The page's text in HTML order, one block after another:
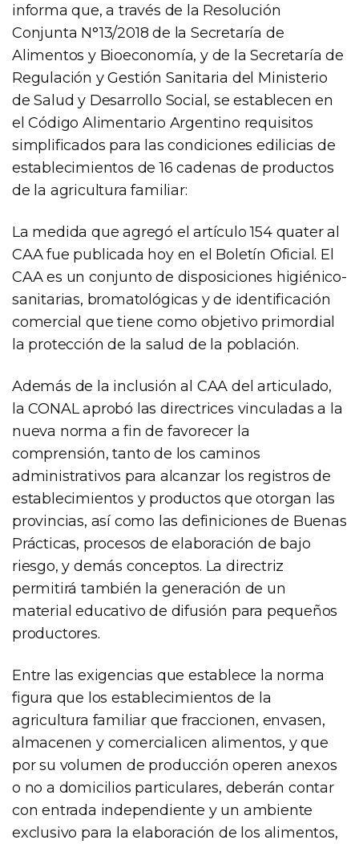
informa que, a través de la Resolución
Conjunta N°13/2018 de la Secretaría de
Alimentos y Bioeconomía, y de la Secretaría de
Regulación y Gestión Sanitaria del Ministerio
de Salud y Desarrollo Social, se establecen en
el Código Alimentario Argentino requisitos
simplificados para las condiciones edilicias de
establecimientos de 16 cadenas de productos
de la agricultura familiar:
La medida que agregó el artículo 154 quater al
CAA fue publicada hoy en el Boletín Oficial. El
CAA es un conjunto de disposiciones higiénico-
sanitarias, bromatológicas y de identificación
comercial que tiene como objetivo primordial
la protección de la salud de la población.
Además de la inclusión al CAA del articulado,
la CONAL aprobó las directrices vinculadas a la
nueva norma a fin de favorecer la
comprensión, tanto de los caminos
administrativos para alcanzar los registros de
establecimientos y productos que otorgan las
provincias, así como las definiciones de Buenas
Prácticas, procesos de elaboración de bajo
riesgo, y demás conceptos. La directriz
permitirá también la generación de un
material educativo de difusión para pequeños
productores.
Entre las exigencias que establece la norma
figura que los establecimientos de la
agricultura familiar que fraccionen, envasen,
almacenen y comercialicen alimentos, y que
por su volumen de producción operen anexos
o no a domicilios particulares, deberán contar
con entrada independiente y un ambiente
exclusivo para la elaboración de los alimentos,